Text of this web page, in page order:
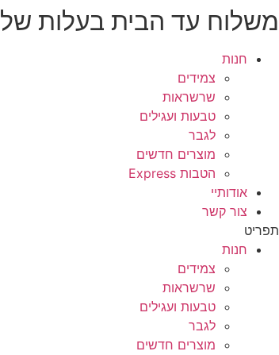
דלג
לתוכן
משלוח עד הבית בעלות של 40₪ עד 3 ימי עסקים
חנות
צמידים
שרשראות
טבעות ועגילים
לגבר
מוצרים חדשים
הטבות Express
אודותיי
צור קשר
תפריט
חנות
צמידים
שרשראות
טבעות ועגילים
לגבר
מוצרים חדשים